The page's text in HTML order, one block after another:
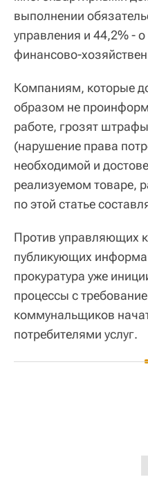
выполнении
управления и 44,2% -
финансово-
Компаниям, которые
образом не
работе, грозят
(нарушение права
необходимой и
реализуемом товаре,
по этой статье
Против управляющих
публикующих
прокуратура уже
процессы с
коммунальщиков
потребителями услуг.